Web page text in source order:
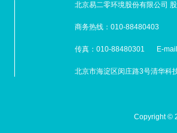
北京易二零环境股份有限公司
商务热线：010-88480403
传真：010-88480301 E-
北京市海淀区闵庄路3号清华科
Copyright ©